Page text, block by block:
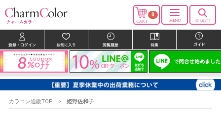
0
カラコン通販TOP 姫野佐和子